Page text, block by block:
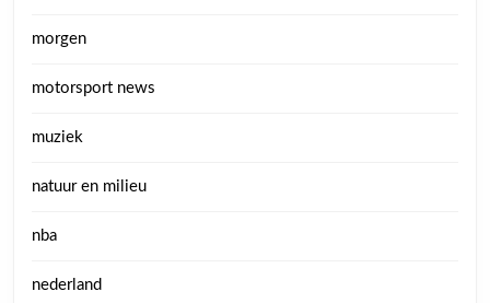
morgen
motorsport news
muziek
natuur en milieu
nba
nederland